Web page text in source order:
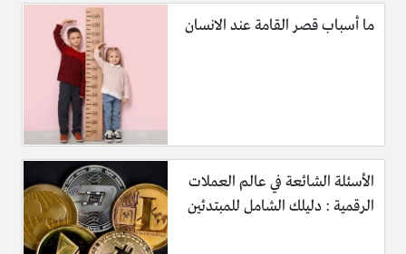
ما أسباب قصر القامة عند الانسان
الأسئلة الشائعة في عالم العملات
الرقمية : دليلك الشامل للمبتدئين